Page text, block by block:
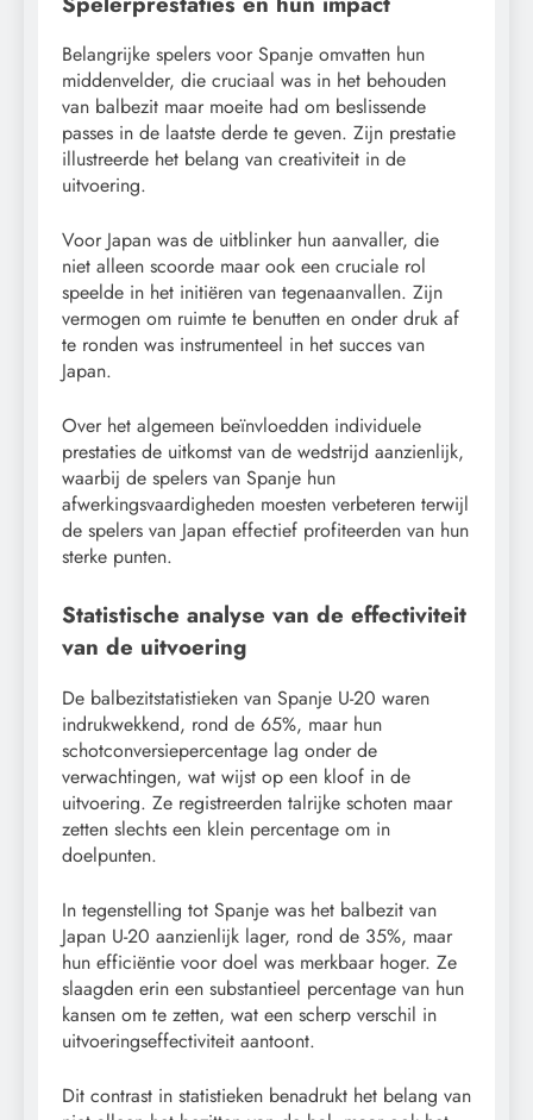
Belangrijke spelers voor Spanje omvatten hun
middenvelder, die cruciaal was in het behouden
van balbezit maar moeite had om beslissende
passes in de laatste derde te geven. Zijn prestatie
illustreerde het belang van creativiteit in de
uitvoering.
Voor Japan was de uitblinker hun aanvaller, die
niet alleen scoorde maar ook een cruciale rol
speelde in het initiëren van tegenaanvallen. Zijn
vermogen om ruimte te benutten en onder druk af
te ronden was instrumenteel in het succes van
Japan.
Over het algemeen beïnvloedden individuele
prestaties de uitkomst van de wedstrijd aanzienlijk,
waarbij de spelers van Spanje hun
afwerkingsvaardigheden moesten verbeteren terwijl
de spelers van Japan effectief profiteerden van hun
sterke punten.
Statistische analyse van de effectiviteit
van de uitvoering
De balbezitstatistieken van Spanje U-20 waren
indrukwekkend, rond de 65%, maar hun
schotconversiepercentage lag onder de
verwachtingen, wat wijst op een kloof in de
uitvoering. Ze registreerden talrijke schoten maar
zetten slechts een klein percentage om in
doelpunten.
In tegenstelling tot Spanje was het balbezit van
Japan U-20 aanzienlijk lager, rond de 35%, maar
hun efficiëntie voor doel was merkbaar hoger. Ze
slaagden erin een substantieel percentage van hun
kansen om te zetten, wat een scherp verschil in
uitvoeringseffectiviteit aantoont.
Dit contrast in statistieken benadrukt het belang van